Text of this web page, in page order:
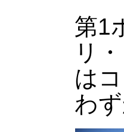
第1
リ
は
わ